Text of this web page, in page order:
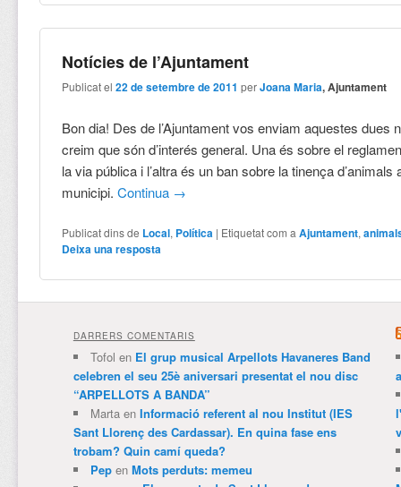
Notícies de l’Ajuntament
Publicat el22 de setembre de 2011 perJoana Maria, Ajuntament
Bon dia! Des de l’Ajuntament vos enviam aquestes dues
creim que són d’interés general. Una és sobre el
la via pública i l’altra és un ban sobre la tinença d’animals
municipi.Continua →
Publicat dins de Local, Política | Etiquetat com a Ajuntament,
Deixa una resposta
DARRERS COMENTARIS
Tofol en El grup musical Arpellots Havaneres Band
celebren el seu 25è aniversari presentat el nou disc
“ARPELLOTS A BANDA”
Martaen Informació referent al nou Institut (IES
Sant Llorenç des Cardassar). En quina fase ens
trobam? Quin camí queda?
Pepen Mots perduts: memeu